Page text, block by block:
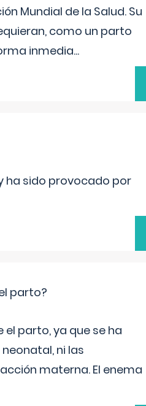
Mundial de la Salud. Su
como un parto
inmedia...
ha sido provocado por
parto?
parto, ya que se ha
ni las
materna. El enema